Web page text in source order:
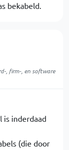
bekabeld.
, firm-, en software
is inderdaad
(die door